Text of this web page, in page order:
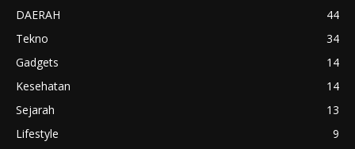
DAERAH
44
Tekno
34
Gadgets
14
Kesehatan
14
Sejarah
13
Lifestyle
9